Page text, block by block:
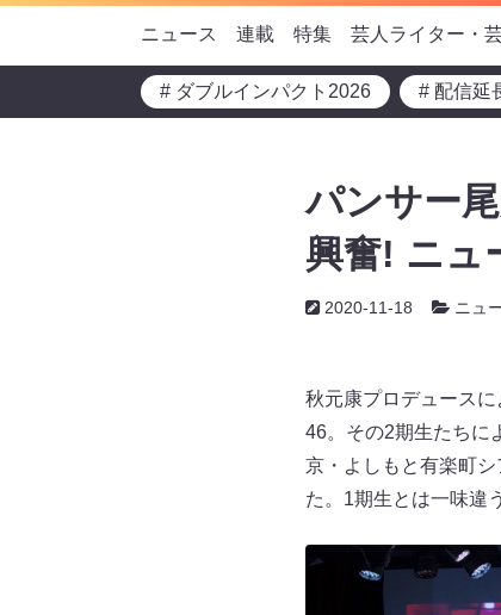
ニュース 連載 特集 芸人ライター・
# ダブルインパクト2026 # 配信延
パンサー
興奮! ニュ
2020-11-18 ニュ
秋元康プロデュース
46。その2期生たちに
京・よしもと有楽町
た。1期生とは一味違